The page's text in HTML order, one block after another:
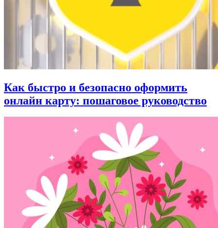
Как быстро и безопасно оформить
онлайн карту: пошаговое руководство